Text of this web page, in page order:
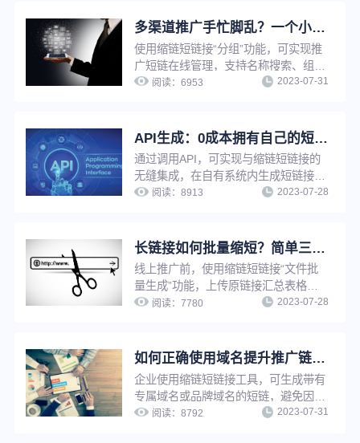
性，优化推广效果。
多渠道推广手忙脚乱？一个小工具助你提升工作效率！
使用缩链短链接“分组”功能，可实现推
广短链在线管理，支持名称搜索、组别
查询、编辑组名、删除分组等操作，解
阅读：6953 2023-07-31
API生成：0成本拥有自己的短链工具，批量生成更高效！
通过调用API，可实现与缩链短链接的
无缝集成，在自有系统内生成短链接。
适用于有技术能力且需要生成大量短链
力，提高用户服务水平。
阅读：8913 2023-07-28
长链接如何批量缩短？简单三步，帮你快速提升工作效率！
线上推广前，使用缩链短链接“文件批
量生成”功能，上传原链接汇总表格，
即可将长链接一键批量转换成短链接，
阅读：7780 2023-07-28
如何正确使用域名提升推广链接点击率？
企业使用缩链短链接工具，可生成带有
专属域名或品牌域名的短链，避免因他
人违规受到封禁牵连，大大降低链接打
阅读：8792 2023-07-31